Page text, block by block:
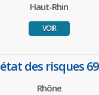
Haut-Rhin
VOIR
état des risques 69
Rhône